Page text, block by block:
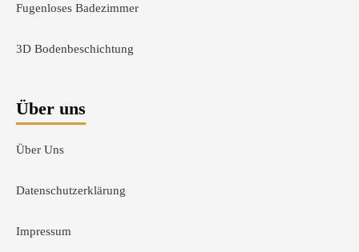
Fugenloses Badezimmer
3D Bodenbeschichtung
Über uns
Über Uns
Datenschutzerklärung
Impressum